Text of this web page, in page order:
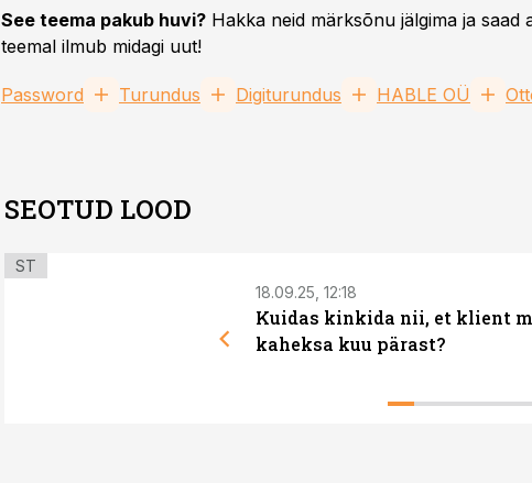
See teema pakub huvi? Hakka neid märksõnu jälgima ja saad
teemal ilmub midagi uut!
Password Turundus Digiturundus HABLE OÜ
SEOTUD LOOD
ST
18.09.25, 12:18
Kuidas kinkida nii, et klient
kaheksa kuu pärast?